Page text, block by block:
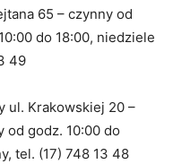
65 – czynny od
do 18:00, niedziele
49
ul. Krakowskiej 20 –
od godz. 10:00 do
tel. (17) 748 13 48